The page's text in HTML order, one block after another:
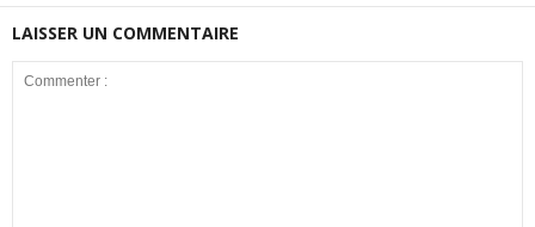
LAISSER UN COMMENTAIRE